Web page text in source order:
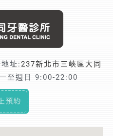
址:237新北市三峽區大同
至週日 9:00-22:00